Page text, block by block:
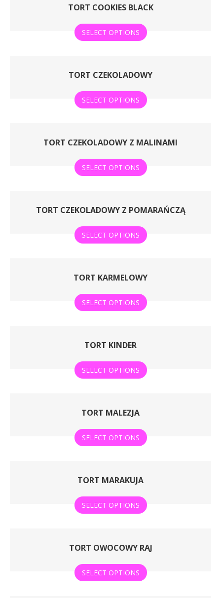
TORT COOKIES BLACK
SELECT OPTIONS
TORT CZEKOLADOWY
SELECT OPTIONS
TORT CZEKOLADOWY Z MALINAMI
SELECT OPTIONS
TORT CZEKOLADOWY Z POMARAŃCZĄ
SELECT OPTIONS
TORT KARMELOWY
SELECT OPTIONS
TORT KINDER
SELECT OPTIONS
TORT MALEZJA
SELECT OPTIONS
TORT MARAKUJA
SELECT OPTIONS
TORT OWOCOWY RAJ
SELECT OPTIONS